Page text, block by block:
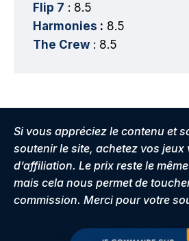
Flip 7 : 8.5
Harmonies : 8.5
The Crew : 8.5
Si vous appréciez le contenu et
soutenir le site, achetez vos jeux
d’affiliation. Le prix reste le
mais cela nous permet de
commission. Merci pour votre